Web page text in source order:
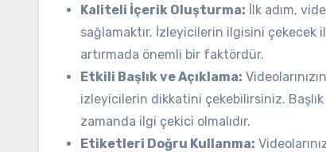
Kaliteli İçerik Oluşturma: İlk adım,
sağlamaktır. İzleyicilerin ilgisini çekecek
artırmada önemli bir faktördür.
Etkili Başlık ve Açıklama:
izleyicilerin dikkatini çekebilirsiniz.
zamanda ilgi çekici olmalıdır.
Etiketleri Doğru Kullanma: